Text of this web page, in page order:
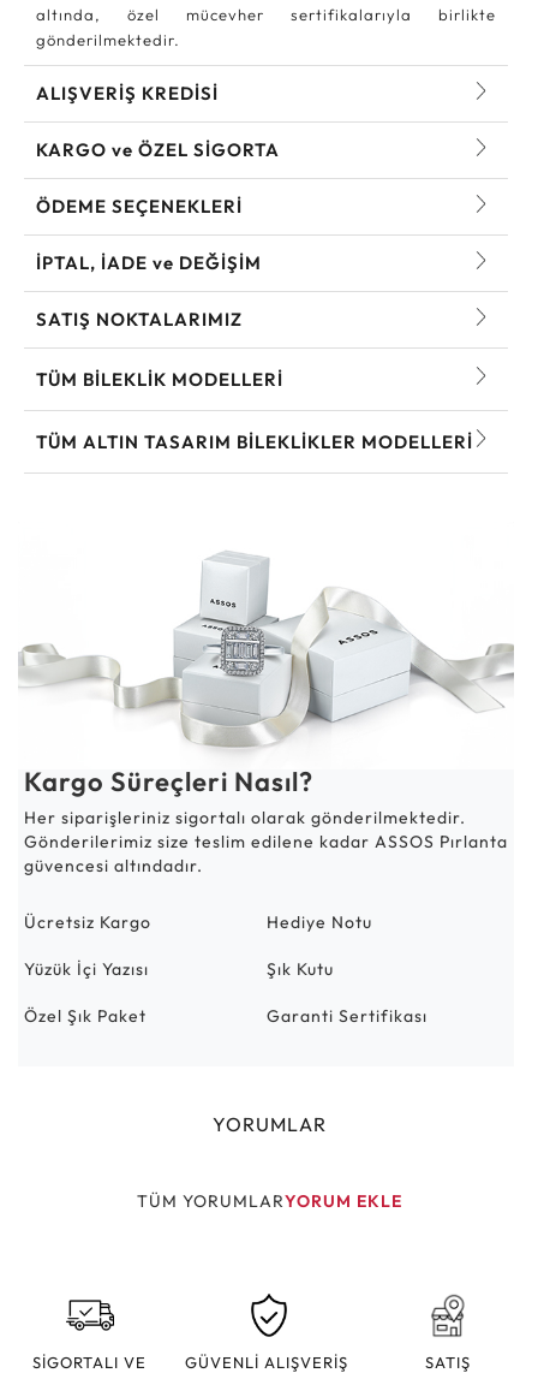
altında, özel mücevher sertifikalarıyla birlikte
gönderilmektedir.
ALIŞVERİŞ KREDİSİ
KARGO ve ÖZEL SİGORTA
ÖDEME SEÇENEKLERİ
İPTAL, İADE ve DEĞİŞİM
SATIŞ NOKTALARIMIZ
TÜM BILEKLIK MODELLERI
TÜM ALTIN TASARIM BILEKLIKLER MODELLERI
Kargo Süreçleri Nasıl?
Her siparişleriniz sigortalı olarak gönderilmektedir.
Gönderilerimiz size teslim edilene kadar ASSOS Pırlanta
güvencesi altındadır.
Ücretsiz Kargo Hediye Notu
Yüzük İçi Yazısı Şık Kutu
Özel Şık Paket Garanti Sertifikası
YORUMLAR
TÜM YORUMLARYORUM EKLE
SİGORTALI VE
GÜVENLİ ALIŞVERİŞ
SATIŞ